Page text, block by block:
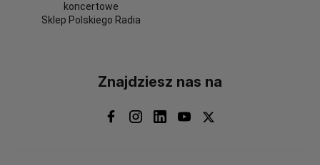
koncertowe
Sklep Polskiego Radia
Znajdziesz nas na